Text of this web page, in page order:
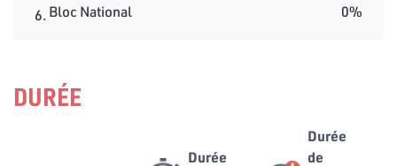
6.Bloc National 0%
DURÉE
Durée
Durée
de